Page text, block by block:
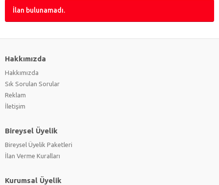
İlan bulunamadı.
Hakkımızda
Hakkımızda
Sık Sorulan Sorular
Reklam
İletişim
Bireysel Üyelik
Bireysel Üyelik Paketleri
İlan Verme Kuralları
Kurumsal Üyelik